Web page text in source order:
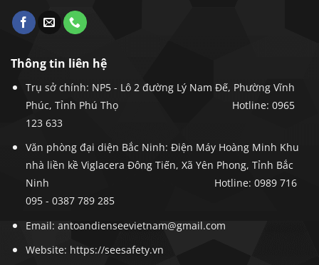
Thông tin liên hệ
Trụ sở chính: NP5 - Lô 2 đường Lý Nam Đế, Phường Vĩnh
Phúc, Tỉnh Phú Thọ Hotline: 0965
123 633
Văn phòng đại diện Bắc Ninh: Điện Máy Hoàng Minh Khu
nhà liền kề Viglacera Đông Tiến, Xã Yên Phong, Tỉnh Bắc
Ninh Hotline: 0989 716
095 - 0387 789 285
Email: antoandienseevietnam@gmail.com
Website: https://seesafety.vn